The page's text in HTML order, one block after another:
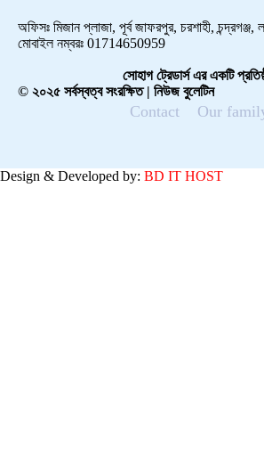
অফিসঃ মিজান প্লাজা, পূর্ব জাফরপুর, চরশাহী, চন্দ্রগঞ্জ,
মোবাইল নম্বরঃ 01714650959
সোহাগ ট্রেডার্স এর একটি
© ২০২৫ সর্বস্বত্ব সংরক্ষিত | নিউজ বুলেটিন
Contact Our
Design & Developed by: BD IT HOST